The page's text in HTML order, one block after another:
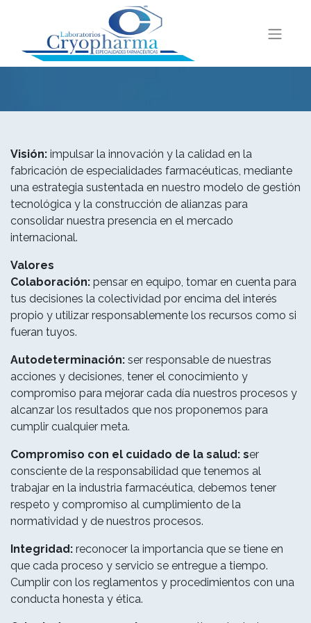
Visión: impulsar la innovación y la calidad en la
fabricación de especialidades farmacéuticas, mediante
una estrategia sustentada en nuestro modelo de gestión
tecnológica y la construcción de alianzas para
consolidar nuestra presencia en el mercado
internacional.
Valores
Colaboración: pensar en equipo, tomar en cuenta para
tus decisiones la colectividad por encima del interés
propio y utilizar responsablemente los recursos como si
fueran tuyos.
Autodeterminación: ser responsable de nuestras
acciones y decisiones, tener el conocimiento y
compromiso para mejorar cada día nuestros procesos y
alcanzar los resultados que nos proponemos para
cumplir cualquier meta.
Compromiso con el cuidado de la salud: ser
consciente de la responsabilidad que tenemos al
trabajar en la industria farmacéutica, debemos tener
respeto y compromiso al cumplimiento de la
normatividad y de nuestros procesos.
Integridad: reconocer la importancia que se tiene en
que cada proceso y servicio se entregue a tiempo.
Cumplir con los reglamentos y procedimientos con una
conducta honesta y ética.